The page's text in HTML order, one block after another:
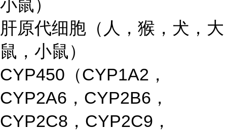
小鼠）
肝原代细胞（人，猴，犬，大
鼠，小鼠）
CYP450（CYP1A2，
CYP2A6，CYP2B6，
CYP2C8，CYP2C9，